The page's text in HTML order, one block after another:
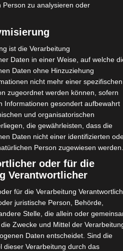
Person zu analysieren oder
ist die Verarbeitung
Daten in einer Weise, auf welche
Daten ohne Hinzuziehung
nicht mehr einer spezifischen
zugeordnet werden können, sofern
Informationen gesondert aufbewahrt
und organisatorischen
die gewährleisten, dass die
Daten nicht einer identifizierten
Person zugewiesen werden.
oder für die
Verantwortlicher
für die Verarbeitung
juristische Person, Behörde,
Stelle, die allein oder
Zwecke und Mittel der
Daten entscheidet. Sind die
dieser Verarbeitung durch das